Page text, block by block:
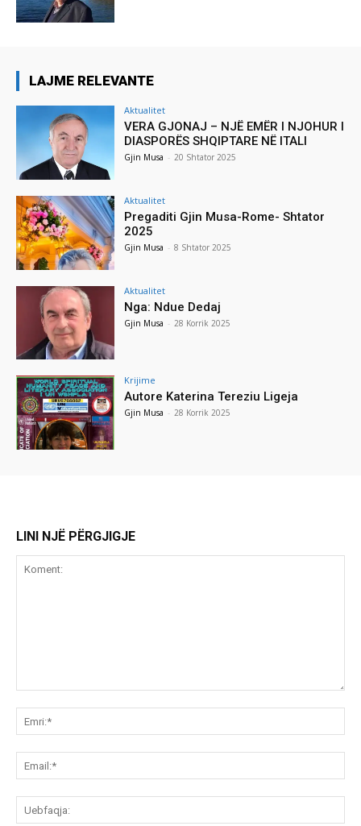
LAJME RELEVANTE
Aktualitet
VERA GJONAJ – NJË EMËR I NJOHUR I
DIASPORËS SHQIPTARE NË ITALI
Gjin Musa - 20 Shtator 2025
Aktualitet
Pregaditi Gjin Musa-Rome- Shtator
2025
Gjin Musa - 8 Shtator 2025
Aktualitet
Nga: Ndue Dedaj
Gjin Musa - 28 Korrik 2025
Krijime
Autore Katerina Tereziu Ligeja
Gjin Musa - 28 Korrik 2025
LINI NJË PËRGJIGJE